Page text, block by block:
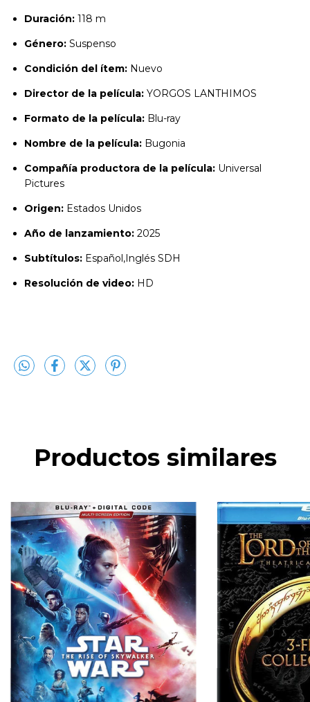
Duración: 118 m
Género: Suspenso
Condición del ítem: Nuevo
Director de la película: YORGOS LANTHIMOS
Formato de la película: Blu-ray
Nombre de la película: Bugonia
Compañía productora de la película: Universal
Pictures
Origen: Estados Unidos
Año de lanzamiento: 2025
Subtítulos: Español,Inglés SDH
Resolución de video: HD
Productos similares